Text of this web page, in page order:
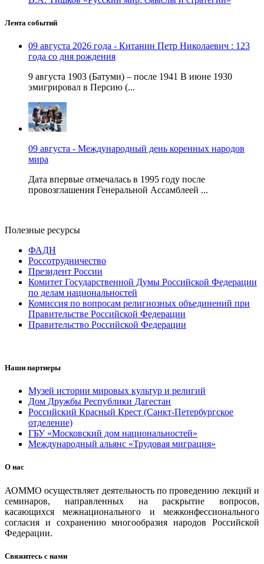
Лента событий
09 августа 2026 года - Китанин Петр Николаевич : 123
года со дня рождения
9 августа 1903 (Батуми) – после 1941 В июне 1930
эмигрировал в Персию (...
09 августа - Международный день коренных народов
мира
Дата впервые отмечалась в 1995 году после
провозглашения Генеральной Ассамблеей ...
Полезные ресурсы
ФАДН
Россотрудничество
Президент России
Комитет Государственной Думы Российской Федерации
по делам национальностей
Комиссия по вопросам религиозных объединений при
Правительстве Российской Федерации
Правительство Российской Федерации
Наши партнеры
Музей истории мировых культур и религий
Дом Дружбы Республики Дагестан
Российский Красный Крест (Санкт-Петербургское
отделение)
ГБУ «Московский дом национальностей»
Международный альянс «Трудовая миграция»
О нас
АОММО осуществляет деятельность по проведению лекций и
семинаров, направленных на раскрытие вопросов,
касающихся межнационального и межконфессионального
согласия и сохранению многообразия народов Российской
Федерации.
Свяжитесь с нами